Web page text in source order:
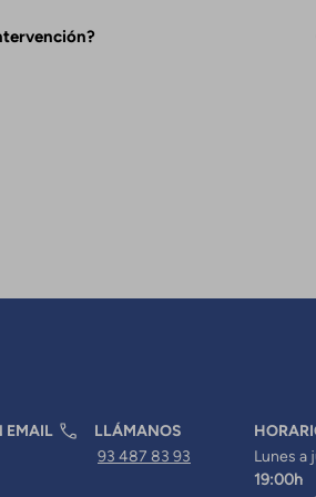
de
EMAIL
LLÁMANOS
93 487 83 93
Lunes a
19:00h